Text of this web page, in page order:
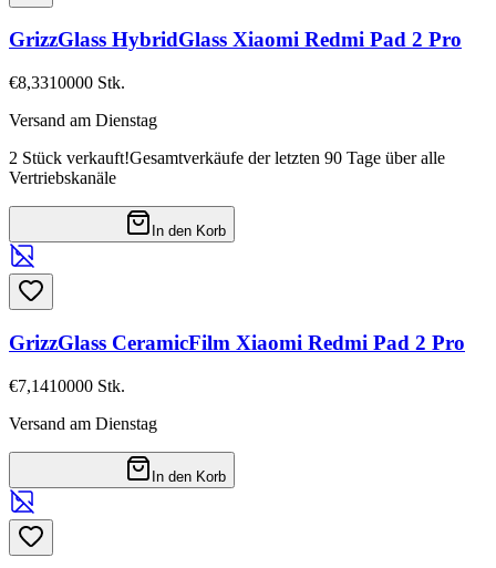
GrizzGlass HybridGlass Xiaomi Redmi Pad 2 Pro
€8,3310000 Stk.
Versand am Dienstag
2 Stück verkauft!Gesamtverkäufe der letzten 90 Tage über alle
Vertriebskanäle
In den Korb
GrizzGlass CeramicFilm Xiaomi Redmi Pad 2 Pro
€7,1410000 Stk.
Versand am Dienstag
In den Korb